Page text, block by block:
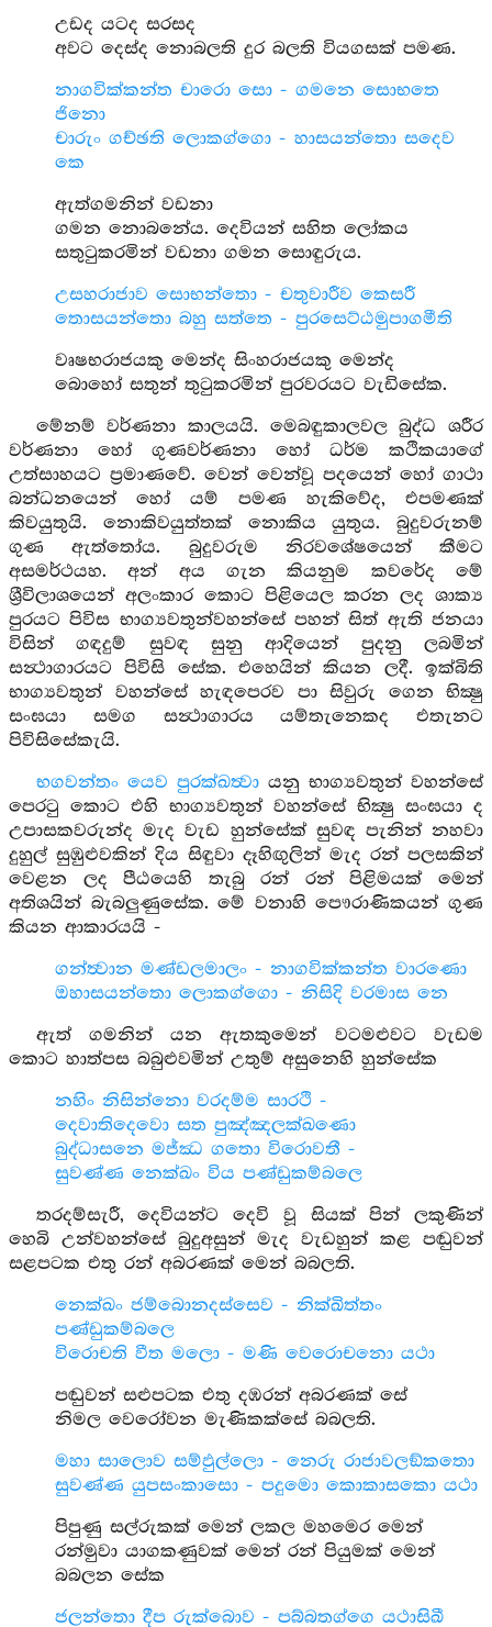
උඩද යටද සරසද
අවට දෙස්ද නොබලති දුර බලති වියගසක් පමණ.
නාගවික්කන්ත චාරො සො - ගමනෙ සොභතෙ
ජිනො
චාරුං ගච්ඡති ලොකග්ගො - හාසයන්තො සදෙව
කෙ
ඇත්ගමනින් වඩනා
ගමන නොබනේය. දෙවියන් සහිත ලෝකය
සතුටුකරමින් වඩනා ගමන සොඳුරුය.
උසහරාජාව සොභන්තො - චතුවාරීව කෙසරී
තොසයන්තො බහු සත්තෙ - පුරසෙට්ඨමුපාගමීති
වෘෂභරාජයකු මෙන්ද සිංහරාජයකු මෙන්ද
බොහෝ සතුන් තුටුකරමින් පුරවරයට වැඩිසේක.
මේනම් වර්ණනා කාලයයි. මෙබඳුකාලවල බුද්ධ ශරීර
වර්ණනා හෝ ගුණවර්ණනා හෝ ධර්ම කථිකයාගේ
උත්සාහයට ප්‍රමාණවේ. වෙන් වෙන්වූ පදයෙන් හෝ ගාථා
බන්ධනයෙන් හෝ යම් පමණ හැකිවේද, එපමණක්
කිවයුතුයි. නොකිවයුත්තක් නොකිය යුතුය. බුදුවරුනම්
ගුණ ඇත්තෝය. බුදුවරුම නිරවශේෂයෙන් කීමට
අසමර්ථයහ. අන් අය ගැන කියනුම කවරේද මේ
ශ්‍රීවිලාශයෙන් අලංකාර කොට පිළියෙල කරන ලද ශාක්‍ය
පුරයට පිවිස භාග්‍යවතුන්වහන්සේ පහන් සිත් ඇති ජනයා
විසින් ගඳදුම් සුවඳ සුනු ආදියෙන් පුදනු ලබමින්
සන්‍ථාගාරයට පිවිසි සේක. එහෙයින් කියන ලදී. ඉක්බිති
භාග්‍යවතුන් වහන්සේ හැඳපෙරව පා සිවුරු ගෙන භික්‍ෂු
සංඝයා සමග සන්‍ථාගාරය යම්තැනෙකද එතැනට
පිවිසිසේකැයි.
භගවන්තං යෙව පුරක්ඛත්‍වායනු භාග්‍යවතුන් වහන්සේ
පෙරටු කොට එහි භාග්‍යවතුන් වහන්සේ භික්‍ෂු සංඝයා ද
උපාසකවරුන්ද මැද වැඩ හුන්සේක් සුවඳ පැනින් නහවා
දුහුල් සුඹුළුවකින් දිය සිඳුවා දෑහිඟුලින් මැද රන් පලසකින්
වෙළන ලද පීඨයෙහි තැබු රන් රන් පිළිමයක් මෙන්
අතිශයින් බැබලුණුසේක. මේ වනාහි පෞරාණිකයන් ගුණ
කියන ආකාරයයි -
ගන්ත්‍වාන මණ්ඩලමාලං - නාගවික්කන්ත වාරණො
ඔහාසයන්තො ලොකග්ගො - නිසිදි වරමාස නෙ
ඇත් ගමනින් යන ඇතකුමෙන් වටමළුවට වැඩම
කොට හාත්පස බබුළුවමින් උතුම් අසුනෙහි හුන්සේක
නහිං නිසින්නො වරදම්ම සාරථි -
දෙවාතිදෙවො සත පුඤ්ඤලක්ඛණො
බුද්ධාසනෙ මජ්ඣ ගතො විරොවතී -
සුවණ්ණ නෙක්ඛං විය පණ්ඩුකම්බලෙ
තරදම්සැරී, දෙවියන්ට දෙවි වූ සියක් පින් ලකුණින්
හෙබි උන්වහන්සේ බුදුඅසුන් මැද වැඩහුන් කළ පඬුවන්
සළපටක එතු රන් අබරණක් මෙන් බබලති.
නෙක්ඛං ජම්බොනදස්සෙව - නික්ඛිත්තං
පණ්ඩුකම්බලෙ
විරොචති වීත මලො - මණි වෙරොචනො යථා
පඬුවන් සළුපටක එතු දඹරන් අබරණක් සේ
නිමල වෙරෝවන මැණිකක්සේ බබලති.
මහා සාලොව සම්ඵුල්ලො - නෙරු රාජාවලඞ්කතො
සුවණ්ණ යුපසංකාසො - පදුමො කොකාසකො යථා
පිපුණු සල්රුකක් මෙන් ලකල මහමෙර මෙන්
රන්මුවා යාගකණුවක් මෙන් රන් පියුමක් මෙන්
බබලන සේක
ජලන්තො දීප රුක්බොව - පබ්බතග්ගෙ යථාසිඛී